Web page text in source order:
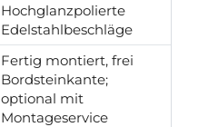
Hochglanzpolierte
Edelstahlbeschläge
Fertig montiert, frei
Bordsteinkante;
optional mit
Montageservice